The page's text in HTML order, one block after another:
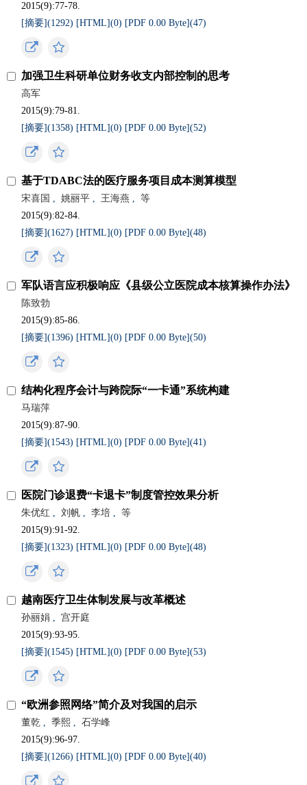
2015(9):77-78.
[摘要](1292) [HTML](0) [PDF 0.00 Byte](47)
加强卫生科研单位财务收支内部控制的思考
高军
2015(9):79-81.
[摘要](1358) [HTML](0) [PDF 0.00 Byte](52)
基于TDABC法的医疗服务项目成本测算模型
宋喜国 , 姚丽平 , 王海燕 ,
等
2015(9):82-84.
[摘要](1627) [HTML](0) [PDF 0.00 Byte](48)
军队语言应积极响应《县级公立医院成本核算操作办法》
陈致勃
2015(9):85-86.
[摘要](1396) [HTML](0) [PDF 0.00 Byte](50)
结构化程序会计与跨院际“一卡通”系统构建
马瑞萍
2015(9):87-90.
[摘要](1543) [HTML](0) [PDF 0.00 Byte](41)
医院门诊退费“卡退卡”制度管控效果分析
朱优红 , 刘帆 , 李培 ,
等
2015(9):91-92.
[摘要](1323) [HTML](0) [PDF 0.00 Byte](48)
越南医疗卫生体制发展与改革概述
孙丽娟 ,
宫开庭
2015(9):93-95.
[摘要](1545) [HTML](0) [PDF 0.00 Byte](53)
“欧洲参照网络”简介及对我国的启示
董乾 , 季熙 ,
石学峰
2015(9):96-97.
[摘要](1266) [HTML](0) [PDF 0.00 Byte](40)